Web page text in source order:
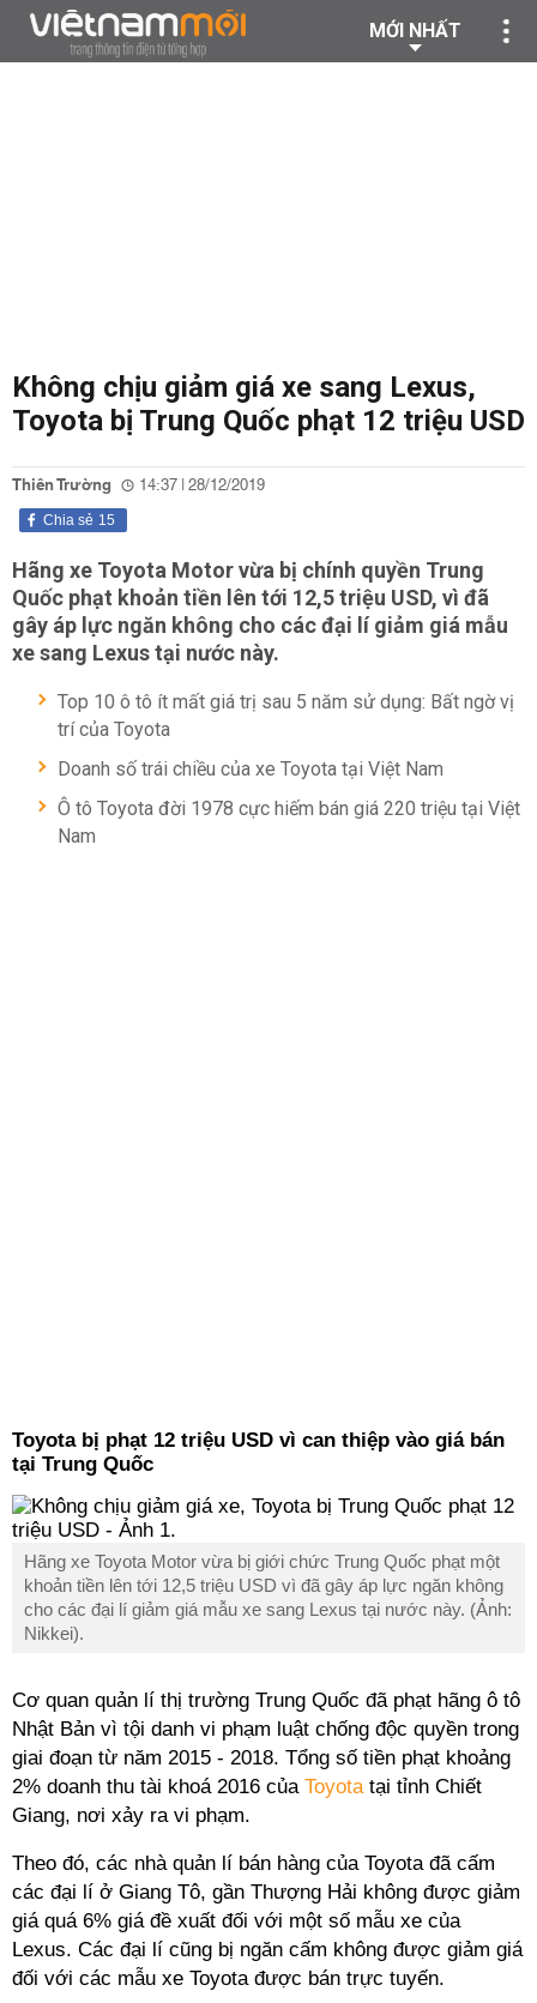
MỚI NHẤT
Không chịu giảm giá xe sang Lexus,
Toyota bị Trung Quốc phạt 12 triệu USD
Thiên Trường 14:37 | 28/12/2019
15
Chia sẻ
Hãng xe Toyota Motor vừa bị chính quyền Trung
Quốc phạt khoản tiền lên tới 12,5 triệu USD, vì đã
gây áp lực ngăn không cho các đại lí giảm giá mẫu
xe sang Lexus tại nước này.
Top 10 ô tô ít mất giá trị sau 5 năm sử dụng: Bất ngờ vị
trí của Toyota
Doanh số trái chiều của xe Toyota tại Việt Nam
Ô tô Toyota đời 1978 cực hiếm bán giá 220 triệu tại Việt
Nam
Toyota bị phạt 12 triệu USD vì can thiệp vào giá bán
tại Trung Quốc
Hãng xe Toyota Motor vừa bị giới chức Trung Quốc phạt một
khoản tiền lên tới 12,5 triệu USD vì đã gây áp lực ngăn không
cho các đại lí giảm giá mẫu xe sang Lexus tại nước này. (Ảnh:
Nikkei).
Cơ quan quản lí thị trường Trung Quốc đã phạt hãng ô tô
Nhật Bản vì tội danh vi phạm luật chống độc quyền trong
giai đoạn từ năm 2015 - 2018. Tổng số tiền phạt khoảng
2% doanh thu tài khoá 2016 của Toyotatại tỉnh Chiết
Giang, nơi xảy ra vi phạm.
Theo đó, các nhà quản lí bán hàng của Toyotađã cấm
các đại lí ở Giang Tô, gần Thượng Hải không được giảm
giá quá 6% giá đề xuất đối với một số mẫu xe của
Lexus. Các đại lí cũng bị ngăn cấm không được giảm giá
đối với các mẫu xe Toyotađược bán trực tuyến.